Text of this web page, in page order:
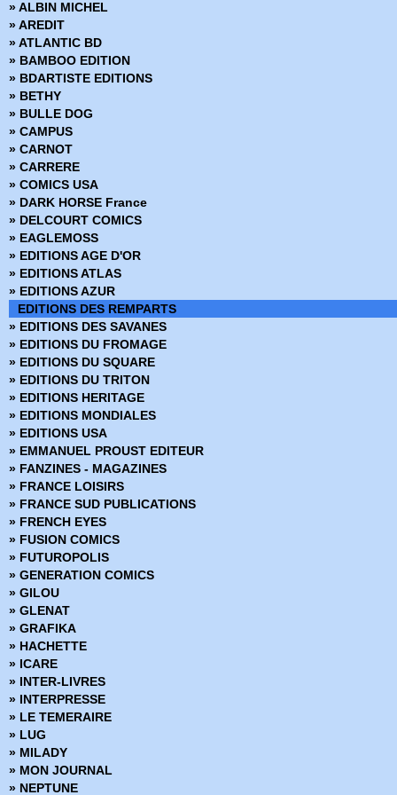
› Mandrake - Mondes mysterieux - 47
› Mandrake - Mondes mysterieux - 48
› Mandrake - Mondes mysterieux - 49
› Mandrake - Mondes mysterieux - 50
› Mandrake - Mondes mysterieux - 51
› Mandrake - Mondes mysterieux - 52
› Mandrake - Mondes mysterieux - 53
› Mandrake - Mondes mysterieux - 54
› Mandrake - Mondes mysterieux - 55
› Mandrake - Mondes mysterieux - 56
› Mandrake - Mondes mysterieux - 57
› Mandrake - Mondes mysterieux - 58
› Mandrake - Mondes mysterieux - 59
› Mandrake - Mondes mysterieux - 60
› Mandrake - Mondes mysterieux - 61
› Mandrake - Mondes mysterieux - 62
› Mandrake - Mondes mysterieux - 63
› Mandrake - Mondes mysterieux - 64
› Mandrake - Mondes mysterieux - 65
› Mandrake - Mondes mysterieux - 66
› Mandrake - Mondes mysterieux - 67
› Mandrake - Mondes mysterieux - 68
› Mandrake - Mondes mysterieux - 69
› Mandrake - Mondes mysterieux - 70
› Mandrake - Mondes mysterieux - 71
› Mandrake - Mondes mysterieux - 72
› Mandrake - Mondes mysterieux - 73
› Mandrake - Mondes mysterieux - 74
› Mandrake - Mondes mysterieux - 75
› Mandrake - Mondes mysterieux - 76
› Mandrake - Mondes mysterieux - 77
› Mandrake - Mondes mysterieux - 78
› Mandrake - Mondes mysterieux - 79
› Mandrake - Mondes mysterieux - 80
› Mandrake - Mondes mysterieux - 81
› Mandrake - Mondes mysterieux - 82
› Mandrake - Mondes mysterieux - 83
› Mandrake - Mondes mysterieux - 84
› Mandrake - Mondes mysterieux - 85
› Mandrake - Mondes mysterieux - 86
› Mandrake - Mondes mysterieux - 87
› Mandrake - Mondes mysterieux - 88
› Mandrake - Mondes mysterieux - 89
› Mandrake - Mondes mysterieux - 90
» ALBIN MICHEL
» AREDIT
» ATLANTIC BD
» BAMBOO EDITION
» BDARTISTE EDITIONS
» BETHY
» BULLE DOG
» CAMPUS
» CARNOT
» CARRERE
» COMICS USA
» DARK HORSE France
» DELCOURT COMICS
» EAGLEMOSS
» EDITIONS AGE D'OR
» EDITIONS ATLAS
» EDITIONS AZUR
EDITIONS DES REMPARTS
» EDITIONS DES SAVANES
» EDITIONS DU FROMAGE
» EDITIONS DU SQUARE
» EDITIONS DU TRITON
» EDITIONS HERITAGE
» EDITIONS MONDIALES
» EDITIONS USA
» EMMANUEL PROUST EDITEUR
» FANZINES - MAGAZINES
» FRANCE LOISIRS
» FRANCE SUD PUBLICATIONS
» FRENCH EYES
» FUSION COMICS
» FUTUROPOLIS
» GENERATION COMICS
» GILOU
» GLENAT
» GRAFIKA
» HACHETTE
» ICARE
» INTER-LIVRES
» INTERPRESSE
» LE TEMERAIRE
» LUG
» MILADY
» MON JOURNAL
» NEPTUNE